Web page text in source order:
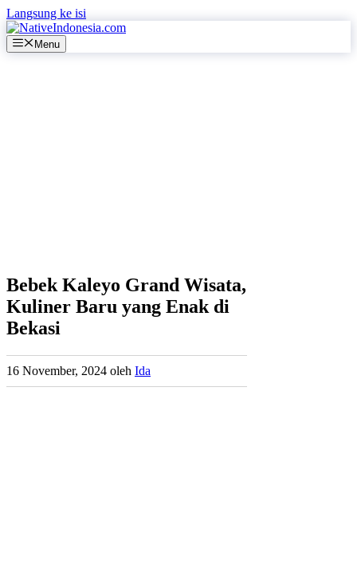
Langsung ke isi
Menu
Bebek Kaleyo Grand Wisata,
Kuliner Baru yang Enak di
Bekasi
16 November, 2024 oleh Ida